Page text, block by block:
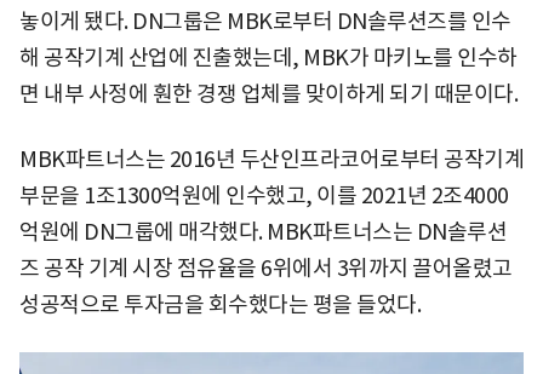
놓이게 됐다. DN그룹은 MBK로부터 DN솔루션즈를 인수
해 공작기계 산업에 진출했는데, MBK가 마키노를 인수하
면 내부 사정에 훤한 경쟁 업체를 맞이하게 되기 때문이다.
MBK파트너스는 2016년 두산인프라코어로부터 공작기계
부문을 1조1300억원에 인수했고, 이를 2021년 2조4000
억원에 DN그룹에 매각했다. MBK파트너스는 DN솔루션
즈 공작 기계 시장 점유율을 6위에서 3위까지 끌어올렸고
성공적으로 투자금을 회수했다는 평을 들었다.